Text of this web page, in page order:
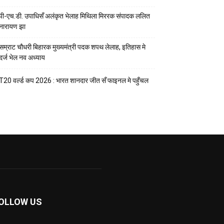
एच.डी. उपाधिसँ अलंकृत भेलाह मिथिला मिररक संपादक ललित
झा
चौधरी बिहारक मुख्यमंत्री पदक शपथ लेलाह, इतिहास मे
भेल नव अध्याय
वर्ल्ड कप 2026 : भारत शानदार जीत सँ फाइनल मे पहुँचल
US